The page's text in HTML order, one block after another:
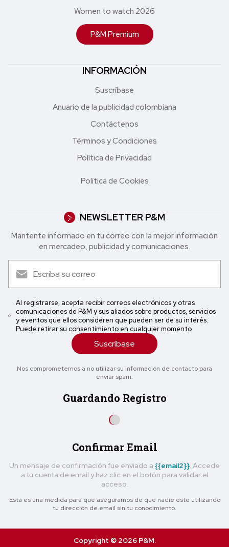
Women to watch 2026
P&M Premium
INFORMACIÓN
Suscríbase
Anuario de la publicidad colombiana
Contáctenos
Términos y Condiciones
Política de Privacidad
Política de Cookies
NEWSLETTER P&M
Mantente informado en tu correo con la mejor in formación
en mercadeo, publicidad y comunicaciones.
Al registrarse, acepta recibir correos electrónicos y otras
comunicaciones de P&M y sus aliados sobre productos, servicios
y eventos que ellos consideren que pueden ser de su interés.
Puede retirar su consentimiento en cualquier momento
Suscríbase
Nos comprometemos a no utilizar su información de contacto para
enviar spam.
Guardando Registro
Confirmar Email
Un mensaje de confirmación fue enviado a {{email2}} . Accede
a tu cuenta de email y haz clic en el botón para validar el
acceso.
Esta es una medida para que asegurarnos de que nadie esté utilizando
tu dirección de email sin tu conocimiento.
Copyright © 2026 P&M.